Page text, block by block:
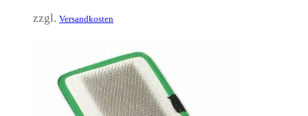
zzgl. Versandkosten